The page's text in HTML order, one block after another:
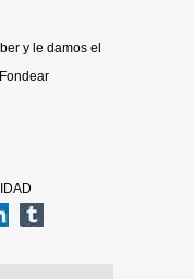
y le damos el